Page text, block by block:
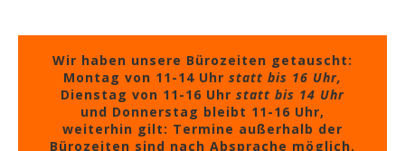
Wir haben unsere Bürozeiten getauscht:
Montag von 11-14 Uhr statt bis 16 Uhr,
Dienstag von 11-16 Uhr statt bis 14 Uhr
und Donnerstag bleibt 11-16 Uhr,
weiterhin gilt: Termine außerhalb der
Bürozeiten sind nach Absprache möglich.